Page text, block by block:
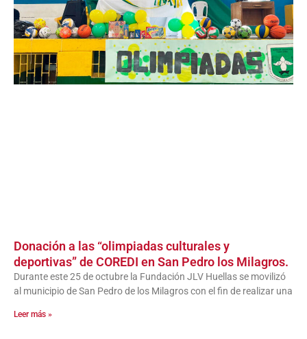
Donación a las “olimpiadas culturales y
deportivas” de COREDI en San Pedro los Milagros.
Durante este 25 de octubre la Fundación JLV Huellas se movilizó
al municipio de San Pedro de los Milagros con el fin de realizar una
Leer más »